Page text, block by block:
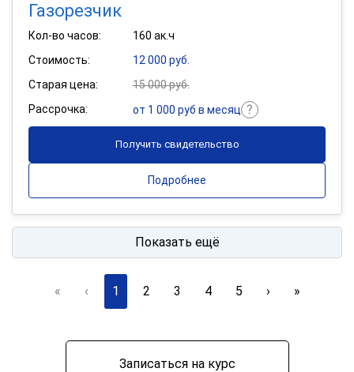
Газорезчик
Кол-во часов:
160 ак.ч
Стоимость:
12 000 руб.
Старая цена:
15 000 руб.
Рассрочка:
от 1 000 руб в месяц
Получить свидетельство
Подробнее
Показать ещё
« ‹ 1 2 3 4 5 › »
Записаться на курс